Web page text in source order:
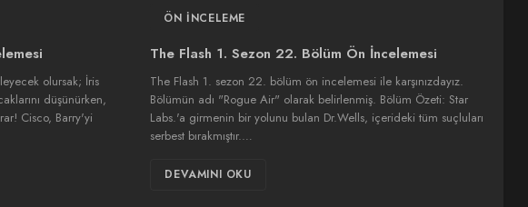
olursak; İris
düşünürken,
Cisco, Barry'yi
ÖN İNCELEME
The Flash 1. Sezon 22. Bölüm Ön İncelemesi
The Flash 1. sezon 22. bölüm ön incelemesi ile karşınızdayız.
Bölümün adı "Rogue Air" olarak belirlenmiş. Bölüm Özeti: Star
Labs.'a girmenin bir yolunu bulan Dr.Wells, içerideki tüm suçluları
serbest bırakmıştır.…
DEVAMINI OKU